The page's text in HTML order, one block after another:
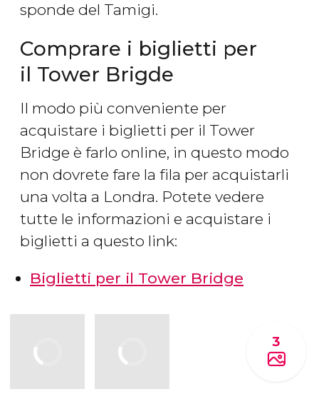
sponde del Tamigi.
Comprare i biglietti per
il Tower Brigde
Il modo più conveniente per
acquistare i biglietti per il Tower
Bridge è farlo online, in questo modo
non dovrete fare la fila per acquistarli
una volta a Londra. Potete vedere
tutte le informazioni e acquistare i
biglietti a questo link:
Biglietti per il Tower Bridge
3